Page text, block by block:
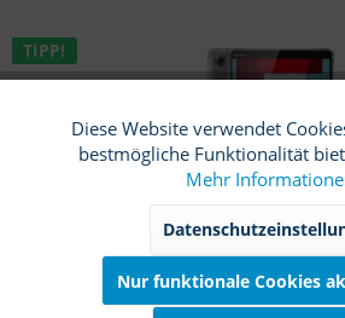
TIPP!
Huawei MediaPad M5 8.4
Herstellerbezeichnung: SHT-W09,
Funktionale
Tracking
Diese Website verwendet
bestmögliche Funktionalität
Mehr
Nur funktionale Cookies